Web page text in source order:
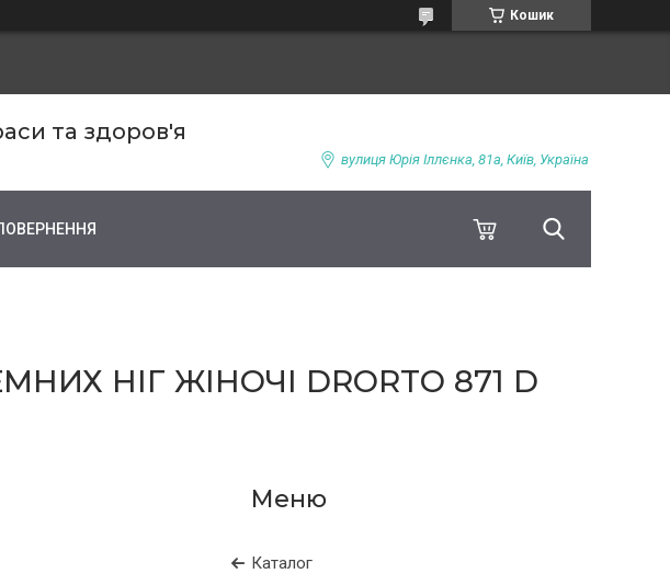
Кошик
та здоров'я
вулиця Юрія Іллєнка, 81а, Київ, Україна
НІГ ЖІНОЧІ DRORTO 871 D
Каталог